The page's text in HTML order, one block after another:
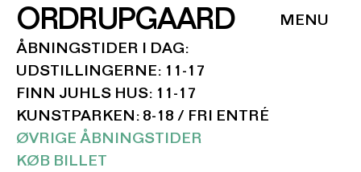
ORDRUPGAARD
ÅBNINGSTIDER I DAG:
UDSTILLINGERNE: 11-17
FINN JUHLS HUS: 11-17
KUNSTPARKEN: 8-18 / FRI ENTRÉ
ØVRIGE ÅBNINGSTIDER
KØB BILLET